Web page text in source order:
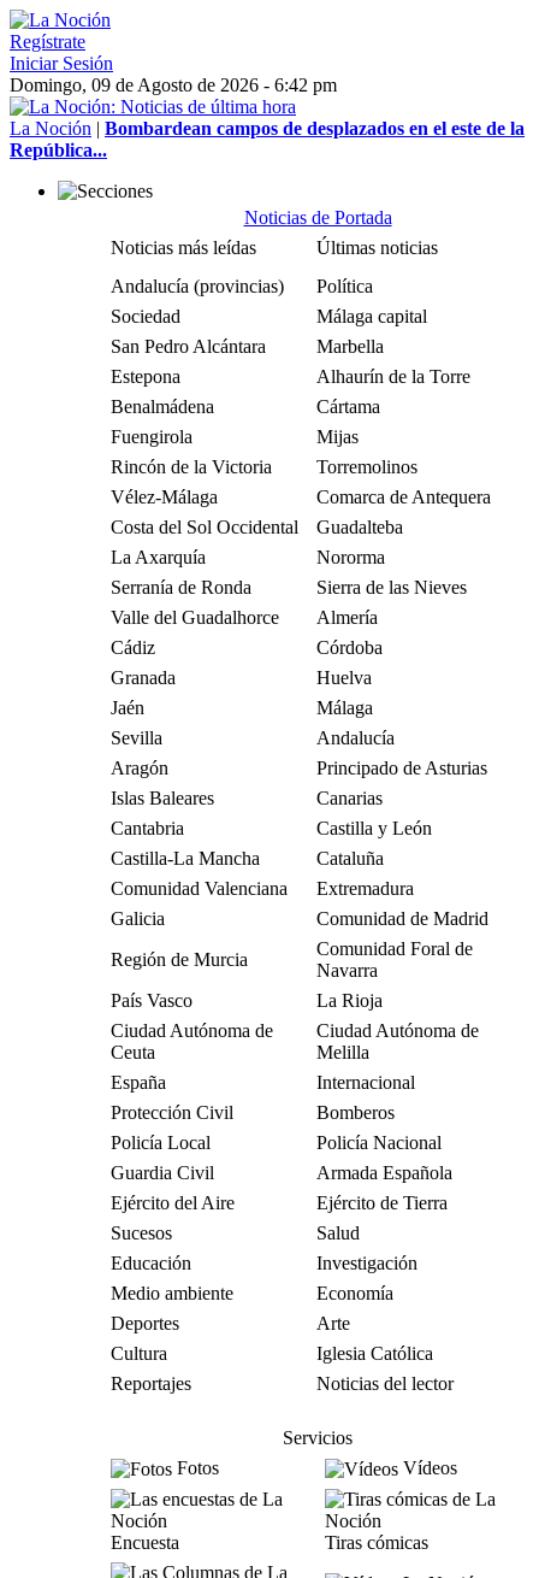
Regístrate
Iniciar Sesión
Domingo, 09 de Agosto de 2026 - 6:42 pm
La Noción | Bombardean campos de desplazados en el este de la
República...
Noticias de Portada
Noticias más leídas
Últimas noticias
Andalucía (provincias)
Política
Sociedad
Málaga capital
San Pedro Alcántara
Marbella
Estepona
Alhaurín de la Torre
Benalmádena
Cártama
Fuengirola
Mijas
Rincón de la Victoria
Torremolinos
Vélez-Málaga
Comarca de Antequera
Costa del Sol Occidental
Guadalteba
La Axarquía
Nororma
Serranía de Ronda
Sierra de las Nieves
Valle del Guadalhorce
Almería
Cádiz
Córdoba
Granada
Huelva
Jaén
Málaga
Sevilla
Andalucía
Aragón
Principado de Asturias
Islas Baleares
Canarias
Cantabria
Castilla y León
Castilla-La Mancha
Cataluña
Comunidad Valenciana
Extremadura
Galicia
Comunidad de Madrid
Región de Murcia
Comunidad Foral de
Navarra
País Vasco
La Rioja
Ciudad Autónoma de
Ceuta
Ciudad Autónoma de
Melilla
España
Internacional
Protección Civil
Bomberos
Policía Local
Policía Nacional
Guardia Civil
Armada Española
Ejército del Aire
Ejército de Tierra
Sucesos
Salud
Educación
Investigación
Medio ambiente
Economía
Deportes
Arte
Cultura
Iglesia Católica
Reportajes
Noticias del lector
Servicios
Fotos
Vídeos
Encuesta Tiras cómicas